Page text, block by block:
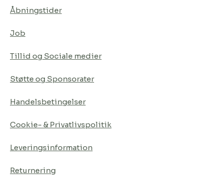
Åbningstider
Job
Tillid og Sociale medier
Støtte og Sponsorater
Handelsbetingelser
Cookie- & Privatlivspolitik
Leveringsinformation
Returnering